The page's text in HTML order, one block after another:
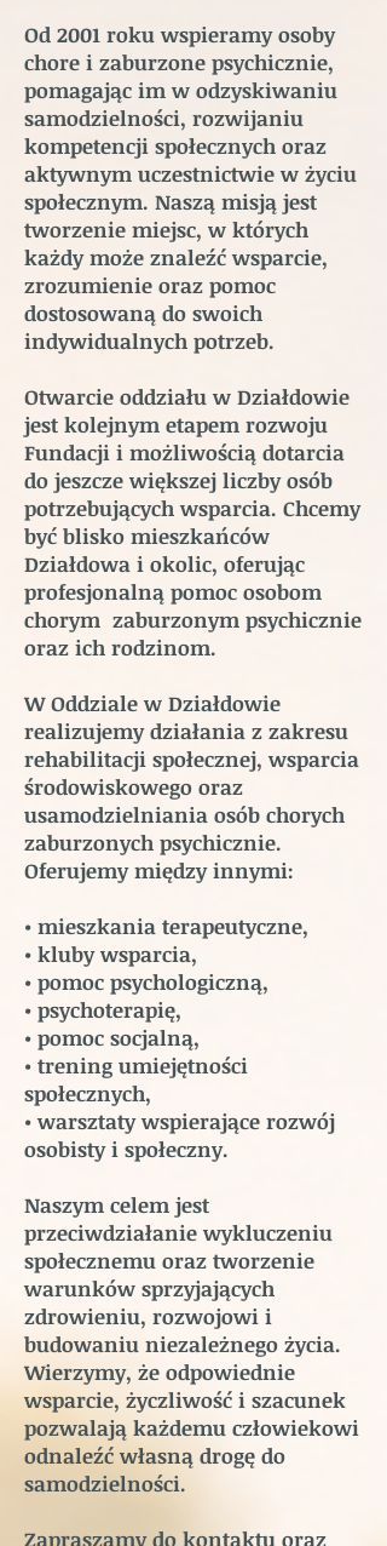
Od 2001 roku wspieramy osoby
chore i zaburzone psychicznie,
pomagając im w odzyskiwaniu
samodzielności, rozwijaniu
kompetencji społecznych oraz
aktywnym uczestnictwie w życiu
społecznym. Naszą misją jest
tworzenie miejsc, w których
każdy może znaleźć wsparcie,
zrozumienie oraz pomoc
dostosowaną do swoich
indywidualnych potrzeb.
Otwarcie oddziału w Działdowie
jest kolejnym etapem rozwoju
Fundacji i możliwością dotarcia
do jeszcze większej liczby osób
potrzebujących wsparcia. Chcemy
być blisko mieszkańców
Działdowa i okolic, oferując
profesjonalną pomoc osobom
chorym zaburzonym psychicznie
oraz ich rodzinom.
W Oddziale w Działdowie
realizujemy działania z zakresu
rehabilitacji społecznej, wsparcia
środowiskowego oraz
usamodzielniania osób chorych
zaburzonych psychicznie.
Oferujemy między innymi:
• mieszkania terapeutyczne,
• kluby wsparcia,
• pomoc psychologiczną,
• psychoterapię,
• pomoc socjalną,
• trening umiejętności
społecznych,
• warsztaty wspierające rozwój
osobisty i społeczny.
Naszym celem jest
przeciwdziałanie wykluczeniu
społecznemu oraz tworzenie
warunków sprzyjających
zdrowieniu, rozwojowi i
budowaniu niezależnego życia.
Wierzymy, że odpowiednie
wsparcie, życzliwość i szacunek
pozwalają każdemu człowiekowi
odnaleźć własną drogę do
samodzielności.
Zapraszamy do kontaktu oraz